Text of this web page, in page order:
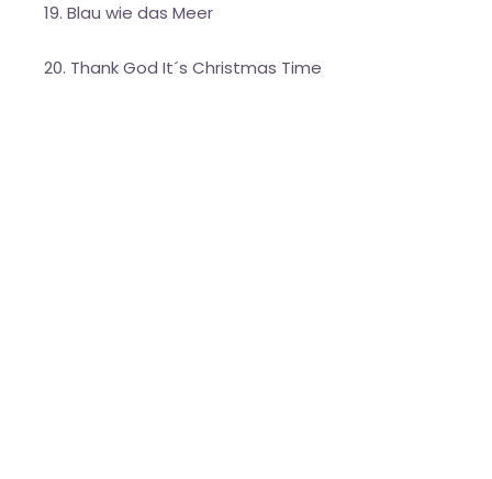
Blau wie das Meer
Thank God It´s Christmas Time